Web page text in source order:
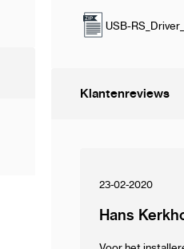
USB-
Klantenreviews
23-02-2020
Hans